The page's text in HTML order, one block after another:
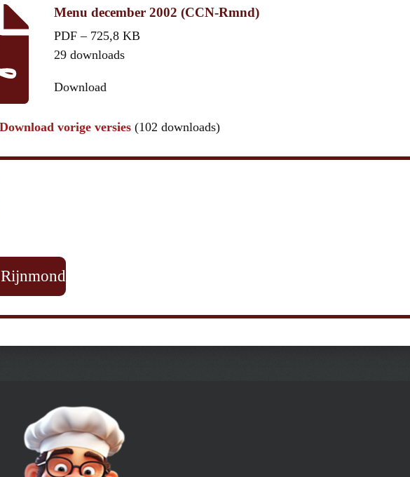
Menu december 2002 (CCN-Rmnd)
PDF – 725,8 KB
29 downloads
Download
Download vorige versies (102 downloads)